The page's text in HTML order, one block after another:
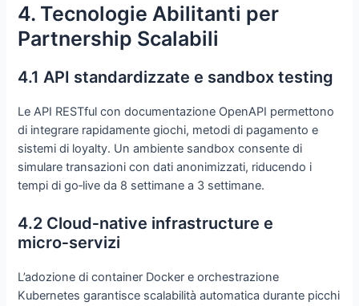
4. Tecnologie Abilitanti per
Partnership Scalabili
4.1 API standardizzate e sandbox testing
Le API RESTful con documentazione OpenAPI permettono
di integrare rapidamente giochi, metodi di pagamento e
sistemi di loyalty. Un ambiente sandbox consente di
simulare transazioni con dati anonimizzati, riducendo i
tempi di go‑live da 8 settimane a 3 settimane.
4.2 Cloud‑native infrastructure e
micro‑servizi
L’adozione di container Docker e orchestrazione
Kubernetes garantisce scalabilità automatica durante picchi